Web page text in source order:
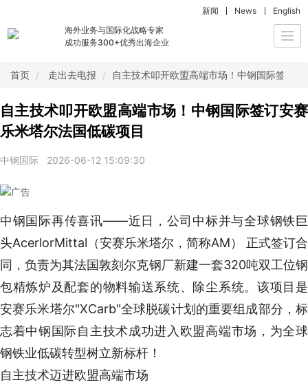
海外业务与国际化战略专家
成功服务300+优秀出海企业
新闻 News English
首页 走出去电报 自主技术叩开欧盟高端市场！中钢国际签订
自主技术叩开欧盟高端市场！中钢国际签订安赛
乐米塔尔法国低碳项目
中钢国际 2026-06-12 15:09:30
中钢国际再传喜讯——近日，公司中标并与全球钢铁巨
头AcerlorMittal（安赛乐米塔尔，简称AM） 正式签订合
同，负责为其法国敦刻尔克钢厂新建一套320吨双工位钢
包精炼炉及配套的物料输送系统、除尘系统。该项目是
安赛乐米塔尔"XCarb"全球脱碳计划的重要组成部分，标
志着中钢国际自主技术成功进入欧盟高端市场，为全球
钢铁业低碳转型树立新标杆！
自主技术迈进欧盟高端市场